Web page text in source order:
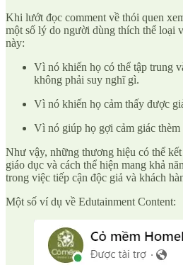
Khi lướt đọc comment về thói quen
một số lý do người dùng thích thể loại
này:
Vì nó khiến họ có thể tập trung
không phải suy nghĩ gì.
Vì nó khiến họ cảm thấy được
Vì nó giúp họ gợi cảm giác thèm
Như vậy, những thương hiệu có thể
giáo dục và cách thể hiện mang khả
trong việc tiếp cận độc giả và khách
Một số ví dụ về Edutainment Content: